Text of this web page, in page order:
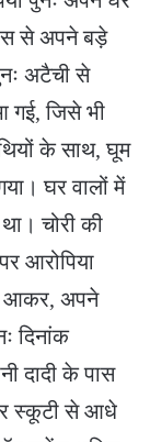
से अपने बड़े
अटैची से
गई, जिसे भी
के साथ, घूम
घर वालों में
चोरी की
आरोपिया
आकर, अपने
दिनांक
दादी के पास
स्कूटी से आधे